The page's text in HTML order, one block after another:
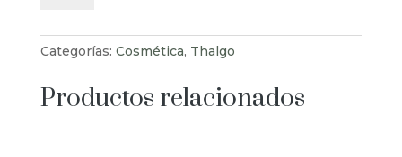
cantidad
Categorías: Cosmética, Thalgo
Productos relacionados